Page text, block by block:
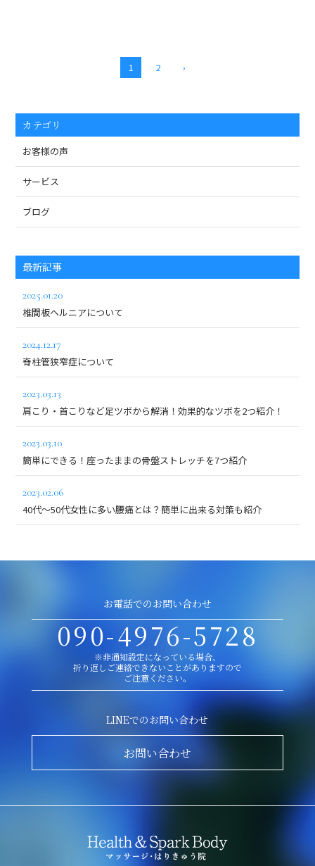
1 2 ›
カテゴリ
お客様の声
サービス
ブログ
最新記事
2025.01.20
椎間板ヘルニアについて
2024.12.17
脊柱管狭窄症について
2023.03.13
肩こり・首こりなど足ツボから解消！効果的なツボを2つ紹介！
2023.03.10
簡単にできる！座ったままの骨盤ストレッチを7つ紹介
2023.02.06
40代～50代女性に多い腰痛とは？簡単に出来る対策も紹介
お電話でのお問い合わせ
090-4976-5728
※非通知設定になっている場合、
折り返しご連絡できないことがありますので
ご注意ください。
LINEでのお問い合わせ
お問い合わせ